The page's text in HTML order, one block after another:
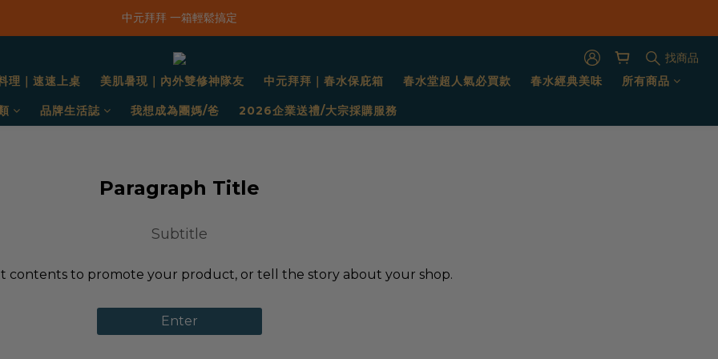
「一抹日嚐禮盒」早鳥限定價 $668，預購只到8/31！
中元拜拜 一箱輕鬆搞定
新品上市｜春水鹹香洋蔥風味爆米花
「一抹日嚐禮盒」早鳥限定價 $668，預購只到8/31！
找商品
理｜速速上桌
美肌暑現｜內外雙修神隊友 中元拜拜｜春水保庇箱 春水堂超人氣必買款 春水經典美味 所有商品
品牌生活誌 我想成為團媽/爸 2026企業送禮/大宗採購服務
Paragraph Title
Subtitle
contents to promote your product, or tell the story about your shop.
Enter